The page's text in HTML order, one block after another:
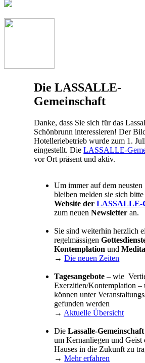
Die LASSALLE-
Gemeinschaft
Danke, dass Sie sich für das
Schönbrunn interessieren! Der
Hotelleriebetrieb wurde zum 1.
eingestellt. DieLASSALLE-
vor Ort präsent und aktiv.
Um immer auf dem neusten
bleiben melden sie sich
Website derLASSALLE-
zum neuenNewsletter an.
Sie sind weiterhin herzlich
regelmässigen
Kontemplation und
→Die neuen Zeiten
Tagesangebote – wie
Exerzitien/Kontemplation
können unter
gefunden werden
→ Aktuelle Übersicht
DieLassalle-Gemeinschaft
um Kernanliegen und Geist
Hauses in die Zukunft zu
→Mehr erfahren